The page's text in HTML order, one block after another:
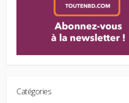
Catégories